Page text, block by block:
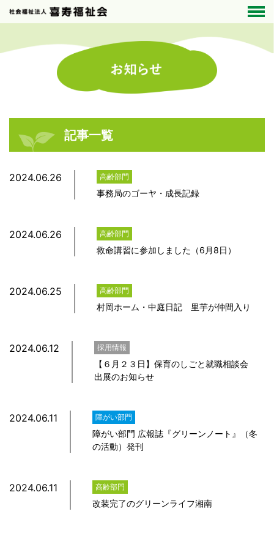
記事一覧
2024.06.26 高齢部門
事務局のゴーヤ・成長記録
2024.06.26 高齢部門
救命講習に参加しました（6月8日）
2024.06.25 高齢部門
村岡ホーム・中庭日記 里芋が仲間入り
2024.06.12 採用情報
【６月２３日】保育のしごと就職相談会
出展のお知らせ
2024.06.11 障がい部門
障がい部門 広報誌『グリーンノート』（冬
の活動）発刊
2024.06.11 高齢部門
改装完了のグリーンライフ湘南